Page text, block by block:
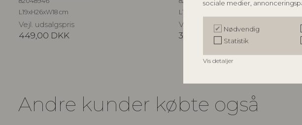
sociale medier,
Nødvendig
Statistik
Vis detaljer
L19xH26xW18 cm
Vejl. udsalgspris
449,00 DKK
L18,5xH20xW10 cm
Vejl. udsalgspris
349,00 DKK
Andre kunder købte også